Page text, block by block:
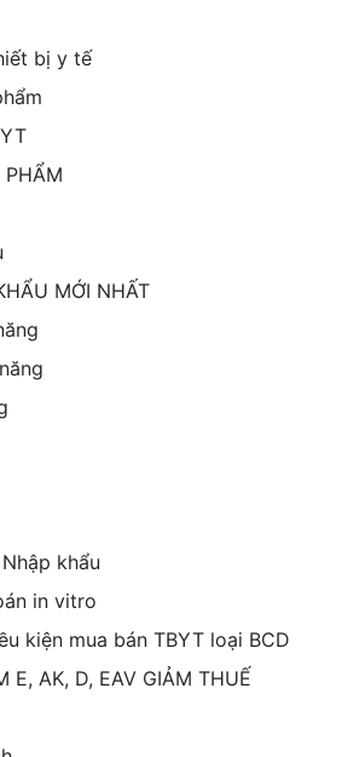
bị y tế
MỚI NHẤT
khẩu
in vitro
kiện mua bán TBYT loại BCD
E, AK, D, EAV GIẢM THUẾ